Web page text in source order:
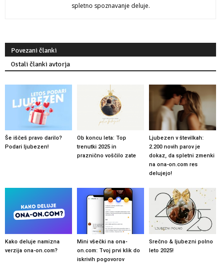
spletno spoznavanje deluje.
Povezani članki
Ostali članki avtorja
Še iščeš pravo darilo?
Podari ljubezen!
Ob koncu leta: Top
trenutki 2025 in
praznično voščilo zate
Ljubezen v številkah:
2.200 novih parov je
dokaz, da spletni zmenki
na ona-on.com res
delujejo!
Kako deluje namizna
verzija ona-on.com?
Mini všečki na ona-
on.com: Tvoj prvi klik do
iskrivih pogovorov
Srečno & ljubezni polno
leto 2025!